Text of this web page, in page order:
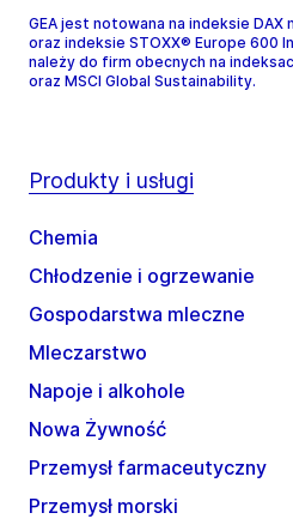
GEA jest notowana na indeksie DAX
oraz indeksie STOXX® Europe 600
należy do firm obecnych na
oraz MSCI Global Sustainability.
Produkty i usługi
Chemia
Chłodzenie i ogrzewanie
Gospodarstwa mleczne
Mleczarstwo
Napoje i alkohole
Nowa Żywność
Przemysł farmaceutyczny
Przemysł morski